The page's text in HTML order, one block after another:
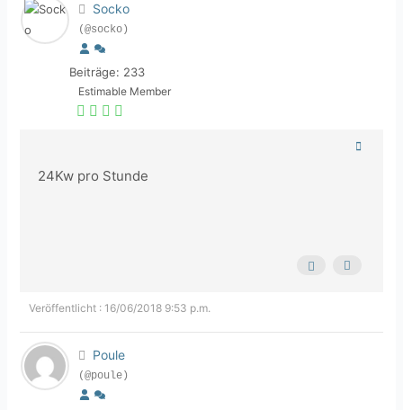
Socko
(@socko)
Beiträge: 233
Estimable Member
24Kw pro Stunde
Veröffentlicht : 16/06/2018 9:53 p.m.
Poule
(@poule)